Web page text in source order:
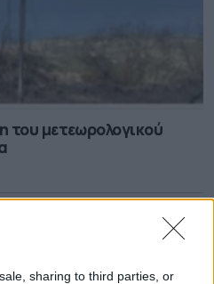
sharing to third parties, or
του μετεωρολογικού